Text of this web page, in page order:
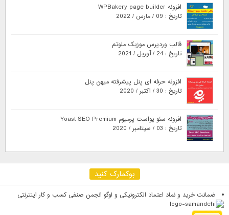
افزونه WPBakery page builder
تاریخ : 09 / مارس / 2022
قالب وردپرس موزیک ملوتم
تاریخ : 24 / آوریل / 2021
افزونه حرفه ای پنل پیشرفته میهن پنل
تاریخ : 30 / اکتبر / 2020
افزونه سئو یواست پرمیوم Yoast SEO Premium
تاریخ : 03 / سپتامبر / 2020
بوکمارک کنید
ضمانت خرید و نماد اعتماد الکترونیکی و لوگو انجمن صنفی کسب و کار اینترنتی